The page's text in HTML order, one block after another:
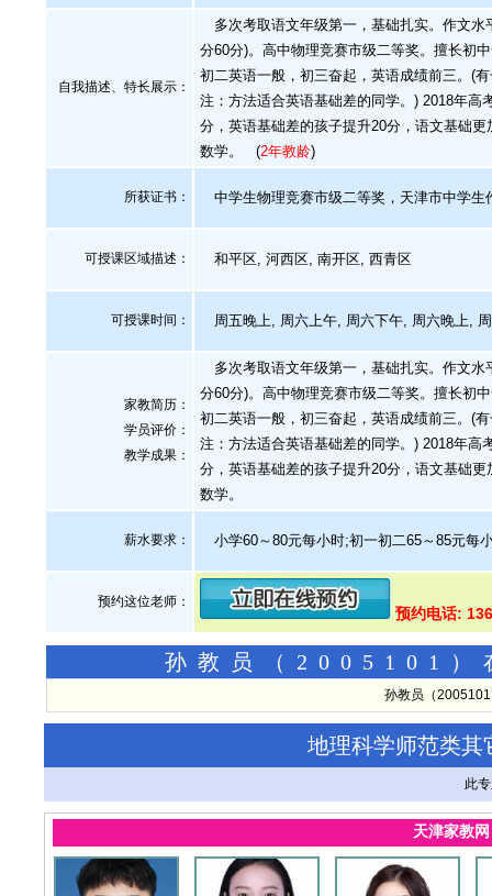
自我描述、特长展示 ：
多次考取语文年级第一，基础扎实。作文水
分60分)。高中物理竞赛市级二等奖。擅长初
初二英语一般，初三奋起，英语成绩前三。(
注：方法适合英语基础差的同学。) 2018年高
分，英语基础差的孩子提升20分，语文基础
数学。
(2年教龄)
所获证书 ： 中学生物理竞赛市级二等奖，天津市中学生
可授课区域描述： 和平区, 河西区, 南开区, 西青区
可授课时间： 周五晚上, 周六上午, 周六下午, 周六晚上,
家教简历：
学员评价：
教学成果：
多次考取语文年级第一，基础扎实。作文水
分60分)。高中物理竞赛市级二等奖。擅长初
初二英语一般，初三奋起，英语成绩前三。(
注：方法适合英语基础差的同学。) 2018年高
分，英语基础差的孩子提升20分，语文基础
数学。
薪水要求： 小学60～80元每小时;初一初二65～85元每
预约这位老师：
预约电话:
孙教员（2005101）
孙教员（
地理科学师范类其
此
天津家教